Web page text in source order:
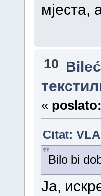
мјеста,
10
« poslato:
Citat:
Bilo bi
Ja,